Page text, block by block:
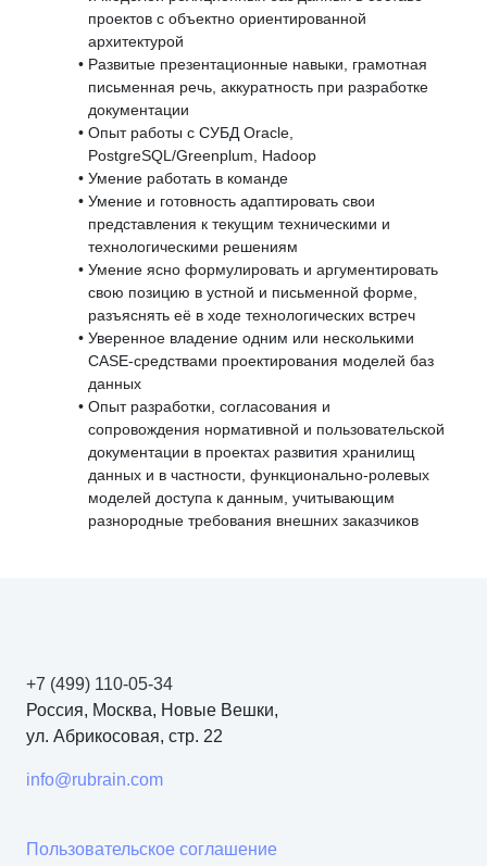
проектов с объектно ориентированной
архитектурой
Развитые презентационные навыки, грамотная
письменная речь, аккуратность при разработке
документации
Опыт работы с СУБД Oracle,
PostgreSQL/Greenplum, Hadoop
Умение работать в команде
Умение и готовность адаптировать свои
представления к текущим техническими и
технологическими решениям
Умение ясно формулировать и аргументировать
свою позицию в устной и письменной форме,
разъяснять её в ходе технологических встреч
Уверенное владение одним или несколькими
CASE-средствами проектирования моделей баз
данных
Опыт разработки, согласования и
сопровождения нормативной и пользовательской
документации в проектах развития хранилищ
данных и в частности, функционально-ролевых
моделей доступа к данным, учитывающим
разнородные требования внешних заказчиков
+7 (499) 110-05-34
Россия, Москва, Новые Вешки,
ул. Абрикосовая, стр. 22
info@rubrain.com
Пользовательское соглашение